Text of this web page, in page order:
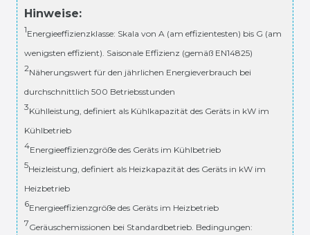
Hinweise:
1Energieeffizienzklasse: Skala von A (am effizientesten) bis G (am
wenigsten effizient). Saisonale Effizienz (gemäß EN14825)
2Näherungswert für den jährlichen Energieverbrauch bei
durchschnittlich 500 Betriebsstunden
3Kühlleistung, definiert als Kühlkapazität des Geräts in kW im
Kühlbetrieb
4Energieeffizienzgröße des Geräts im Kühlbetrieb
5Heizleistung, definiert als Heizkapazität des Geräts in kW im
Heizbetrieb
6Energieeffizienzgröße des Geräts im Heizbetrieb
7Geräuschemissionen bei Standardbetrieb. Bedingungen: